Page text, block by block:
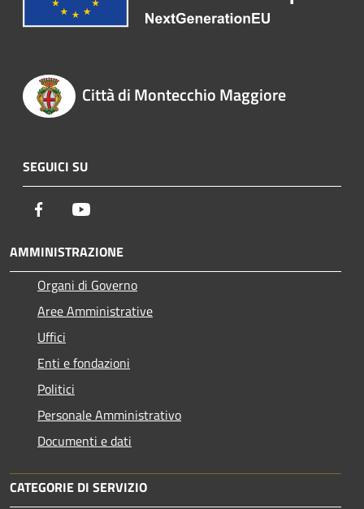
Città di Montecchio Maggiore
SEGUICI SU
Facebook
AMMINISTRAZIONE
Organi di Governo
Aree Amministrative
Uffici
Enti e fondazioni
Politici
Personale Amministrativo
Documenti e dati
CATEGORIE DI SERVIZIO